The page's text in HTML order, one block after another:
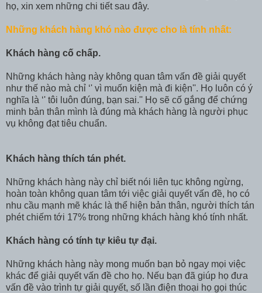
họ, xin xem những chi tiết sau đây.
Những khách hàng khó nào được cho là tính nhất:
Khách hàng cố chấp.
Những khách hàng này không quan tâm vấn đề giải quyết
như thế nào mà chỉ ‘' vì muốn kiện mà đi kiện''. Họ luôn có ý
nghĩa là ‘' tôi luôn đúng, bạn sai.'' Họ sẽ cố gắng để chứng
minh bản thân mình là đúng mà khách hàng là người phục
vụ không đạt tiêu chuẩn.
Khách hàng thích tán phét.
Những khách hàng này chỉ biết nói liên tục không ngừng,
hoàn toàn không quan tâm tới việc giải quyết vấn đề, họ có
nhu cầu mạnh mẽ khác là thể hiện bản thân, người thích tán
phét chiếm tới 17% trong những khách hàng khó tính nhất.
Khách hàng có tính tự kiêu tự đại.
Những khách hàng này mong muốn bạn bỏ ngay mọi việc
khác để giải quyết vấn đề cho họ. Nếu bạn đã giúp họ đưa
vấn đề vào trình tự giải quyết, số lần điện thoại họ gọi thúc